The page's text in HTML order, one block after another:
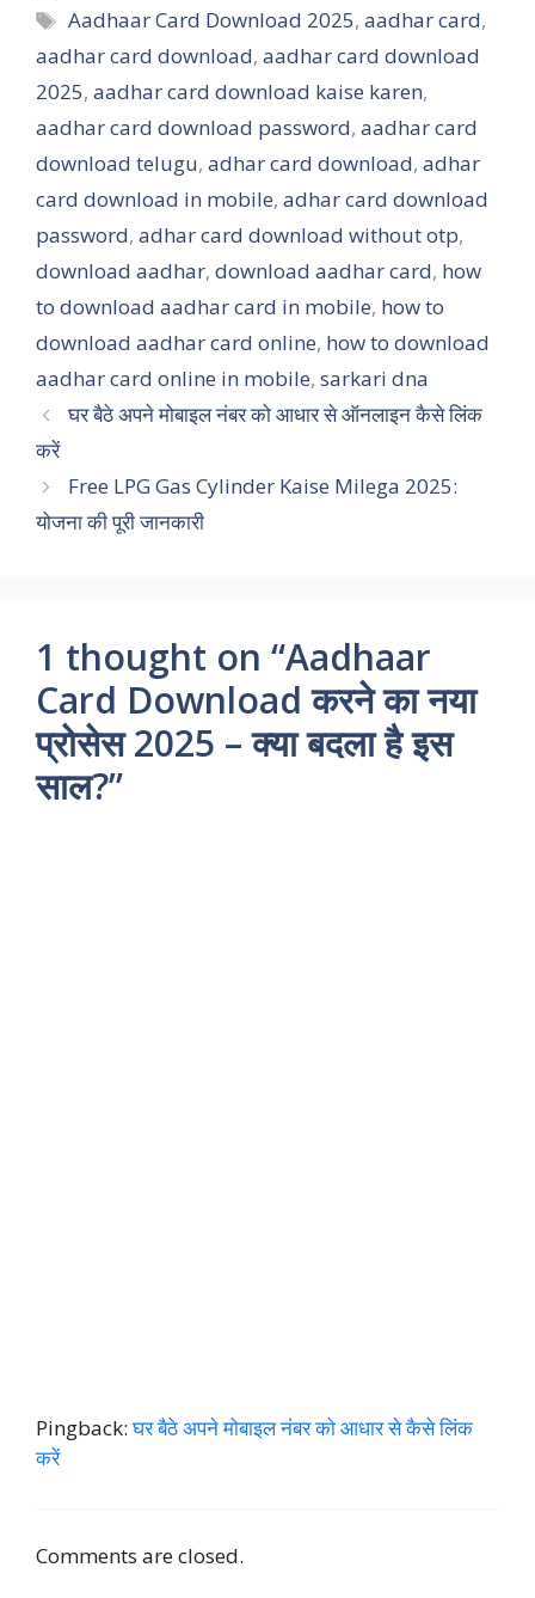
Tags
Aadhaar Card Download 2025,aadhar card,
aadhar card download, aadhar card download
2025, aadhar card download kaise karen,
aadhar card download password, aadhar card
download telugu, adhar card download, adhar
card download in mobile, adhar card download
password, adhar card download without otp,
download aadhar, download aadhar card, how
to download aadhar card in mobile, how to
download aadhar card online, how to download
aadhar card online in mobile, sarkari dna
घर बैठे अपने मोबाइल नंबर को आधार से ऑनलाइन कैसे लिंक
करें
Free LPG Gas Cylinder Kaise Milega 2025:
योजना की पूरी जानकारी
1 thought on “Aadhaar
Card Download करने का नया
प्रोसेस 2025 – क्या बदला है इस
साल?”
Pingback:घर बैठे अपने मोबाइल नंबर को आधार से कैसे लिंक
करें
Comments are closed.